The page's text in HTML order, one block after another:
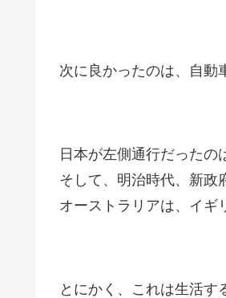
次に良かったのは、自動
日本が左側通行だったの
そして、明治時代、新政
オーストラリアは、イギ
とにかく、これは生活す